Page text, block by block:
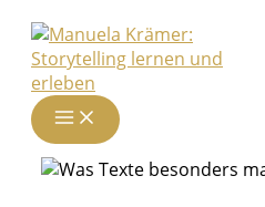
Zum
Inhalt
springen